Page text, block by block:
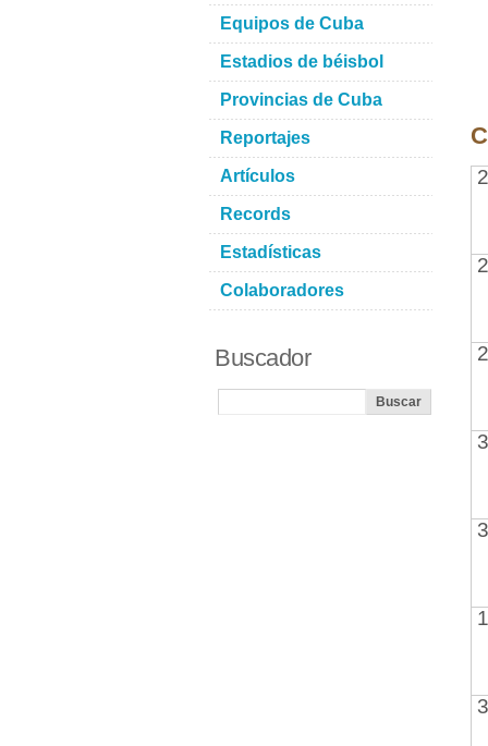
Equipos de Cuba
Estadios de béisbol
Provincias de Cuba
Reportajes
Artículos
Records
Estadísticas
Colaboradores
Buscador